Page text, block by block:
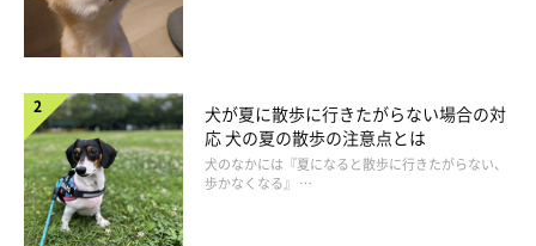
犬が夏に散歩に行きたがらない場合の対
応 犬の夏の散歩の注意点とは
犬のなかには『夏になると散歩に行きたがらない、
歩かなくなる』 …